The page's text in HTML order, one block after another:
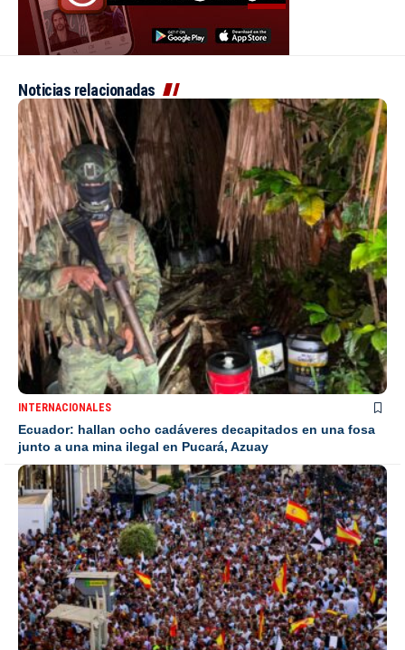
Noticias relacionadas
INTERNACIONALES
Ecuador: hallan ocho cadáveres decapitados en una fosa
junto a una mina ilegal en Pucará, Azuay